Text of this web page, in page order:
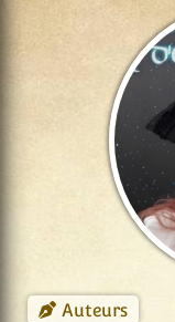
Auteurs